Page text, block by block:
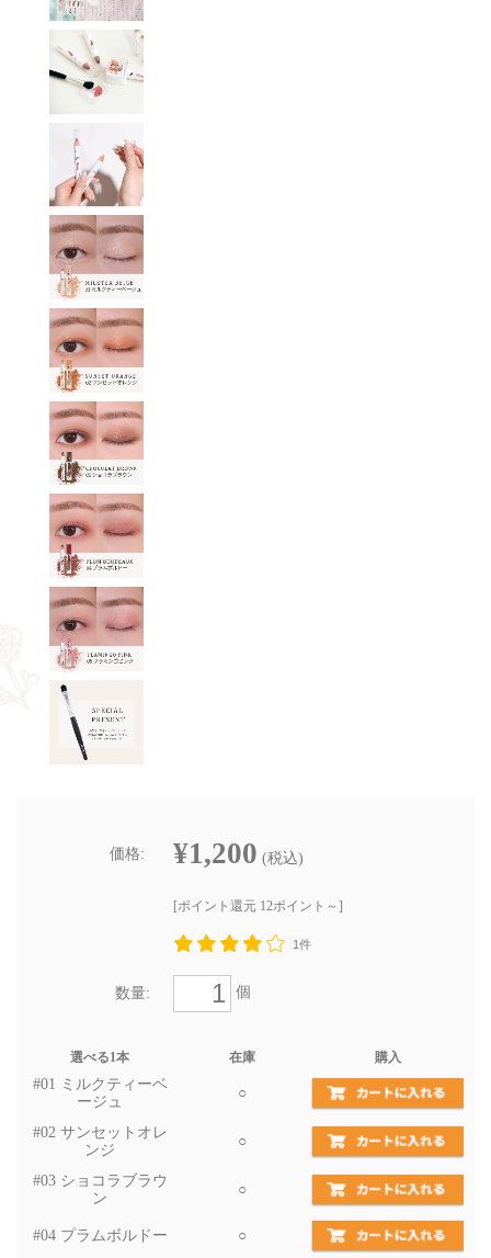
価格: ¥1,200 (税込)
[ポイント還元 12ポイント～]
1件
数量: 個
選べる1本 在庫 購入
#01 ミルクティーベ
ージュ
○
#02 サンセットオレ
ンジ
○
#03 ショコラブラウ
ン
○
#04 プラムボルドー ○